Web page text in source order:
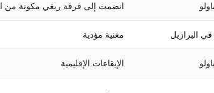
انضمت إلى فرقة ريغي مكونة من
البرازيل مغنية مؤدية
الإيقاعات الإقليمية